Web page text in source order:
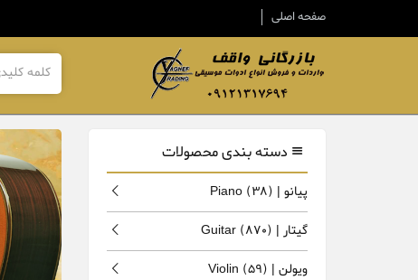
صفحه اصلی
دسته بندی محصولات
پیانو | Piano (38)
گیتار | Guitar (870)
ویولن | Violin (59)